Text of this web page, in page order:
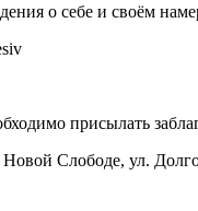
о себе и своём
присылать
Слободе, ул.